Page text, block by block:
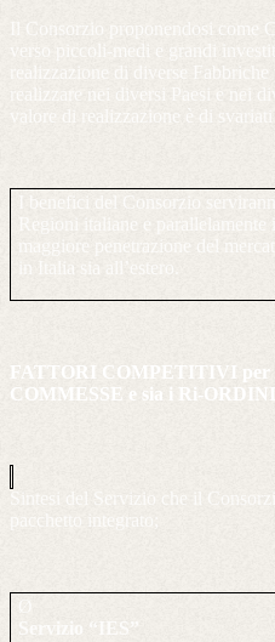
Il Consorzio proponendosi come
verso piccoli-medi e grandi
realizzazione di diverse
realizzare nei diversi Paesi e nei
valore di realizzazione è di
I benefici del Consorzio
Regioni italiane e parallelamente
maggiore penetrazione del
in Italia sia all’estero.
FATTORI COMPETITIVI per
COMMESSE e sia i Ri-
Sintesi del Servizio che il
pacchetto integrato;
Servizio “IES”